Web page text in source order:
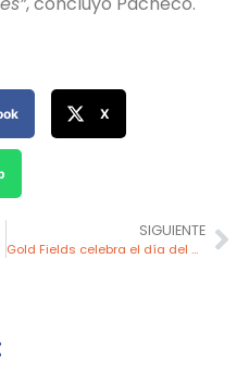
X
SIGUIENTE
Gold Fields celebra el día del practicante y refuerza su compromiso con la formación de jóvenes talentos